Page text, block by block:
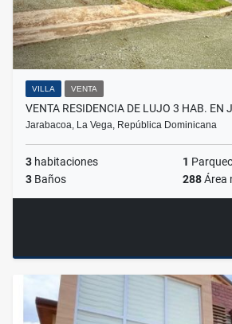
VILLA VENTA
VENTA RESIDENCIA DE LUJO 3 HAB. EN
Jarabacoa, La Vega, República Dominicana
3 habitaciones 1
3 Baños 288Área